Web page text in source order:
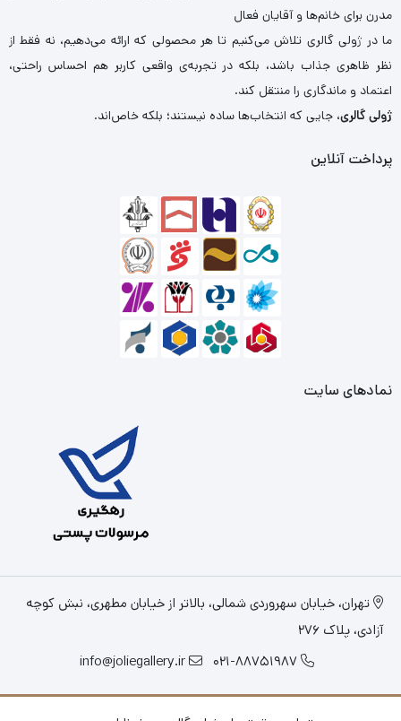
مدرن برای خانم‌ها و آقایان فعال
ما در ژولی گالری تلاش می‌کنیم تا هر محصولی که ارائه می‌دهیم، نه فقط از
نظر ظاهری جذاب باشد، بلکه در تجربه‌ی واقعی کاربر هم احساس راحتی،
اعتماد و ماندگاری را منتقل کند.
ژولی گالری، جایی که انتخاب‌ها ساده نیستند؛ بلکه خاص‌اند.
پرداخت آنلاین
نمادهای سایت
تهران، خیابان سهروردی شمالی، بالاتر از خیابان مطهری، نبش کوچه
آزادی، پلاک 276
021-88751987
info@joliegallery.ir